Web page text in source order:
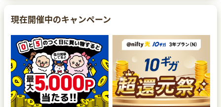
現在開催中のキャンペーン